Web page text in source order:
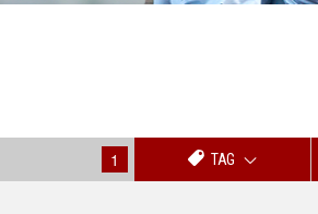
1 TAG